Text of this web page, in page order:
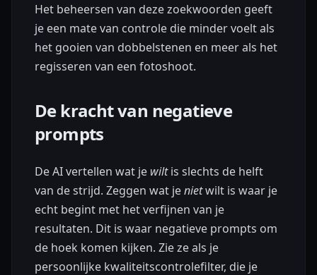
Het beheersen van deze zoekwoorden geeft
je een mate van controle die minder voelt als
het gooien van dobbelstenen en meer als het
regisseren van een fotoshoot.
De kracht van negatieve
prompts
De AI vertellen wat je wiltis slechts de helft
van de strijd. Zeggen wat jenietwilt is waar je
echt begint met het verfijnen van je
resultaten. Dit is waar negatieve prompts om
de hoek komen kijken. Zie ze als je
persoonlijke kwaliteitscontrolefilter, die je